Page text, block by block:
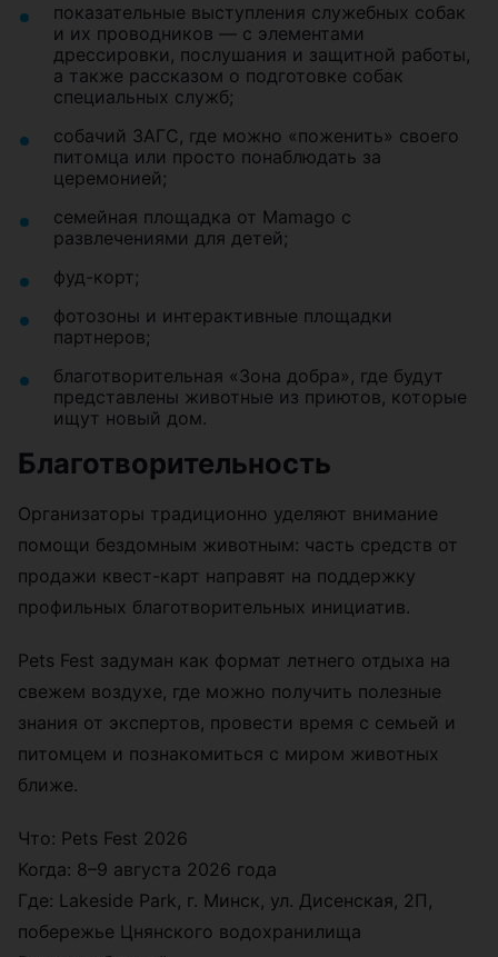
показательные выступления служебных собак
и их проводников — с элементами
дрессировки, послушания и защитной работы,
а также рассказом о подготовке собак
специальных служб;
собачий ЗАГС, где можно «поженить» своего
питомца или просто понаблюдать за
церемонией;
семейная площадка от Mamago с
развлечениями для детей;
фуд-корт;
фотозоны и интерактивные площадки
партнеров;
благотворительная «Зона добра», где будут
представлены животные из приютов, которые
ищут новый дом.
Благотворительность
Организаторы традиционно уделяют внимание
помощи бездомным животным: часть средств от
продажи квест-карт направят на поддержку
профильных благотворительных инициатив.
Pets Fest задуман как формат летнего отдыха на
свежем воздухе, где можно получить полезные
знания от экспертов, провести время с семьей и
питомцем и познакомиться с миром животных
ближе.
Что: Pets Fest 2026
Когда: 8–9 августа 2026 года
Где: Lakeside Park, г. Минск, ул. Дисенская, 2П,
побережье Цнянского водохранилища